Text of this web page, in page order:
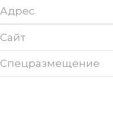
Адрес
Сайт
Спецразмещение